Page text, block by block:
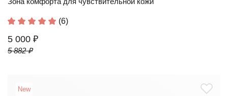
(6)
5 000 ₽
5 882 ₽
New